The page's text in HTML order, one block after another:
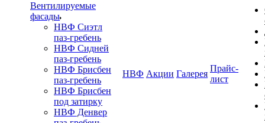
Вентилируемые
фасады
НВФ Сиэтл
паз-гребень
НВФ Сидней
паз-гребень
НВФ Брисбен
паз-гребень
НВФ Брисбен
под затирку
НВФ Денвер
НВФ Акции Галерея
Прайс-
лист